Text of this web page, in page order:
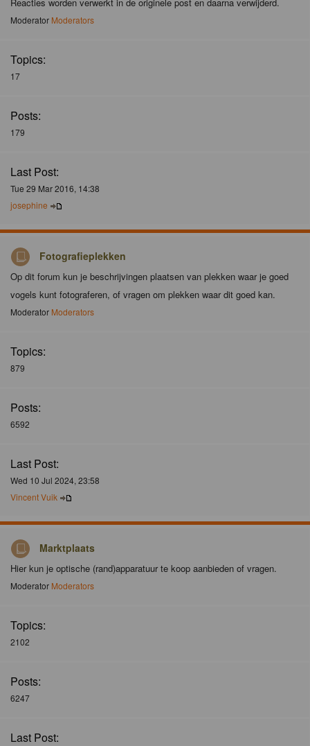
Moderator Moderators
Topics:
17
Posts:
179
Last Post:
Tue 29 Mar 2016, 14:38
josephine
Fotografieplekken
Op dit forum kun je beschrijvingen plaatsen van plekken waar je goed
vogels kunt fotograferen, of vragen om plekken waar dit goed kan.
Moderator Moderators
Topics:
879
Posts:
6592
Last Post:
Wed 10 Jul 2024, 23:58
Vincent Vuik
Marktplaats
Hier kun je optische (rand)apparatuur te koop aanbieden of vragen.
Moderator Moderators
Topics:
2102
Posts:
6247
Last Post: